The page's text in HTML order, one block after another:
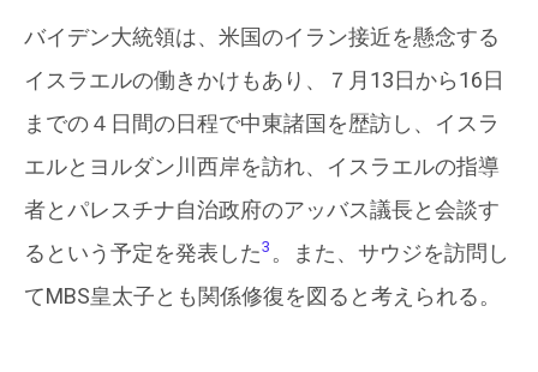
バイデン大統領は、米国のイラン接近を懸念する
イスラエルの働きかけもあり、７月13日から16日
までの４日間の日程で中東諸国を歴訪し、イスラ
エルとヨルダン川西岸を訪れ、イスラエルの指導
者とパレスチナ自治政府のアッバス議長と会談す
るという予定を発表した3 。また、サウジを訪問し
てMBS皇太子とも関係修復を図ると考えられる。